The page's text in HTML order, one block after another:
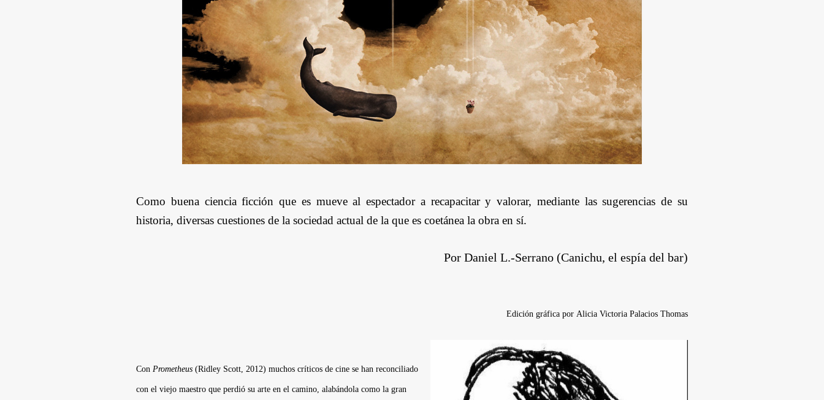
Como buena ciencia ficción que es mueve al espectador a recapacitar y valorar, mediante las sugerencias de su
historia, diversas cuestiones de la sociedad actual de la que es coetánea la obra en sí.
Por Daniel L.-Serrano (Canichu, el espía del bar)
Edición gráfica por Alicia Victoria Palacios Thomas
Con Prometheus (Ridley Scott , 2012) muchos críticos de cine se han reconciliado
con el viejo maestro que perdió su arte en el camino, alabándola como la gran